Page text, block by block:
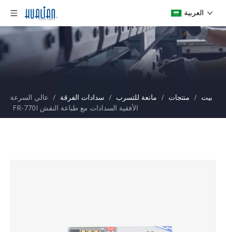
العربية
بيت / منتجات / مانعة للتسرب / سدادات الفرقة / عالي السرعة
الأفقية السدادات مع طباعة النقش FR-770I